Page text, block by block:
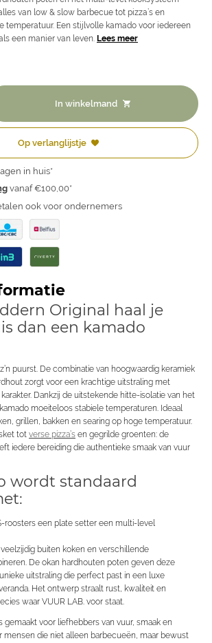
van low & slow barbecue tot pizza’s en
temperatuur. Een stijlvolle kamado voor iedereen
een manier van leven. Lees meer
In winkelmand
Op verlanglijstje
in huis*
vanaf €100,00*
ook voor ondernemers
Original haal je
dan een kamado
puurst. De combinatie van hoogwaardig keramiek
zorgt voor een krachtige uitstraling met
Dankzij de uitstekende hitte-isolatie van het
moeiteloos stabiele temperaturen. Ideaal
grillen, bakken en searing op hoge temperatuur.
tot verse pizza’s en gegrilde groenten: de
iedere bereiding die authentieke smaak van vuur
wordt standaard
roosters een plate setter een multi-level
buiten koken en verschillende
De okan hardhouten poten geven deze
uitstraling die perfect past in een luxe
Het ontwerp straalt rust, kwaliteit en
waar VUUR LAB. voor staat.
gemaakt voor liefhebbers van vuur, smaak en
mensen die niet alleen barbecueën, maar bewust